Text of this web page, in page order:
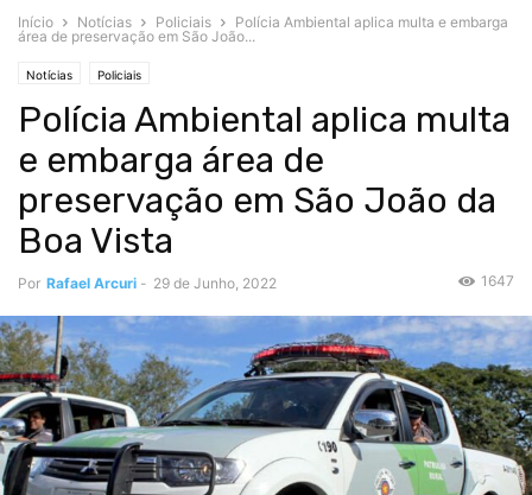
Início Notícias Policiais
Polícia Ambiental aplica multa e embarga
área de preservação em São João...
Notícias Policiais
Polícia Ambiental aplica multa
e embarga área de
preservação em São João da
Boa Vista
Por Rafael Arcuri - 29 de Junho, 2022 1647